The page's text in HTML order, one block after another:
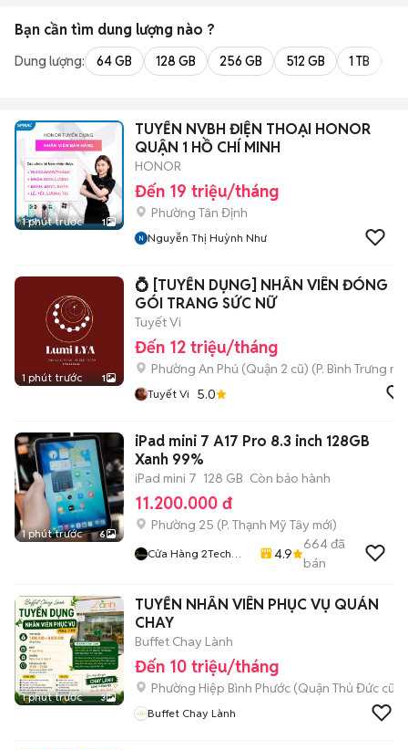
Bạn cần tìm dung lượng nào ?
Dung lượng: 64 GB 128 GB 256 GB 512 GB 1 TB
1 phút trước 1
TUYỂN NVBH ĐIỆN THOẠI HONOR
QUẬN 1 HỒ CHÍ MINH
HONOR
Đến 19 triệu/tháng
Phường Tân Định
Nguyễn Thị Huỳnh Như
1 phút trước 1
​💍 [TUYỂN DỤNG] NHÂN VIÊN ĐÓNG
GÓI TRANG SỨC NỮ
Tuyết Vi
Đến 12 triệu/tháng
Phường An Phú (Quận 2 cũ) (P. Bình Trưng
Tuyết Vi 5.0
1 phút trước 6
iPad mini 7 A17 Pro 8.3 inch 128GB
Xanh 99%
iPad mini 7 128 GB Còn bảo hành
11.200.000 đ
Phường 25 (P. Thạnh Mỹ Tây mới)
Cửa Hàng 2Tech
4.9
664đã
bán
1 phút trước 3
TUYỂN NHÂN VIÊN PHỤC VỤ QUÁN
CHAY
Buffet Chay Lành
Đến 10 triệu/tháng
Phường Hiệp Bình Phước (Quận Thủ Đức cũ)
Buffet Chay Lành